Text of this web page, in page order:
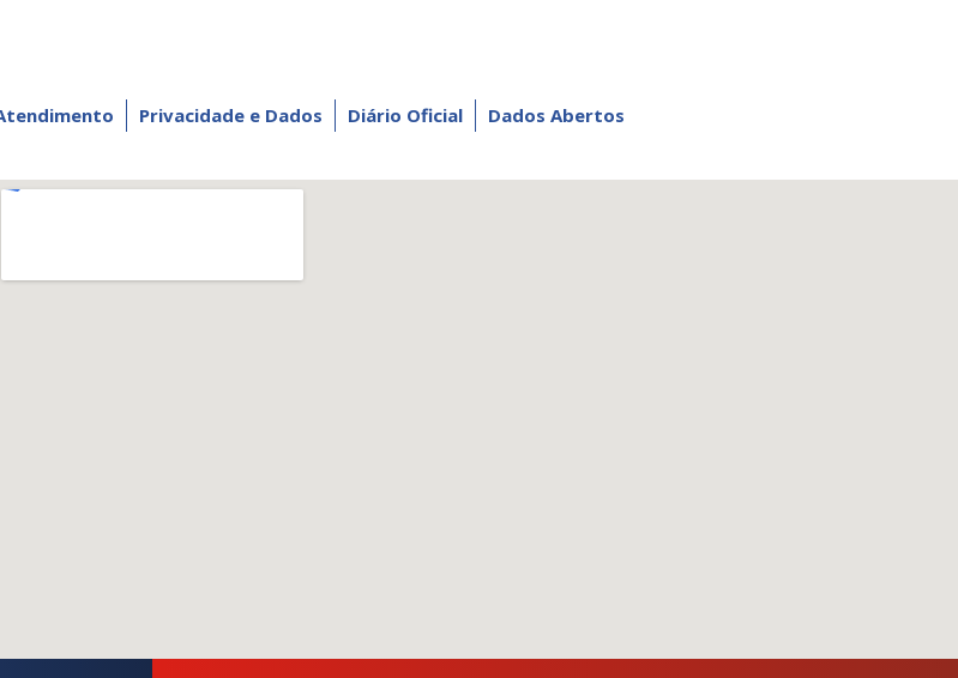
Privacidade e Dados Diário Oficial Dados Abertos